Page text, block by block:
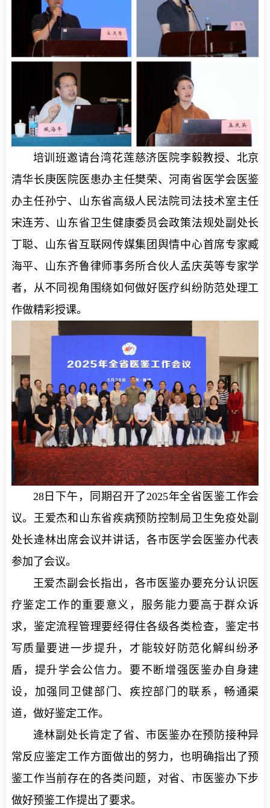
培训班邀请台湾花莲慈济医院李毅教授、北京
清华长庚医院医患办主任樊荣、河南省医学会医鉴
办主任孙宁、山东省高级人民法院司法技术室主任
宋连芳、山东省卫生健康委员会政策法规处副处长
丁聪、山东省互联网传媒集团舆情中心首席专家臧
海平、山东齐鲁律师事务所合伙人孟庆英等专家学
者，从不同视角围绕如何做好医疗纠纷防范处理工
作做精彩授课。
28日下午，同期召开了2025年全省医鉴工作会
议。王爱杰和山东省疾病预防控制局卫生免疫处副
处长逄林出席会议并讲话，各市医学会医鉴办代表
参加了会议。
王爱杰副会长指出，各市医鉴办要充分认识医
疗鉴定工作的重要意义，服务能力要高于群众诉
求，鉴定流程管理要经得住各级各类检查，鉴定书
写质量要进一步提升，才能较好防范化解纠纷矛
盾，提升学会公信力。要不断增强医鉴办自身建
设，加强同卫健部门、疾控部门的联系，畅通渠
道，做好鉴定工作。
逄林副处长肯定了省、市医鉴办在预防接种异
常反应鉴定工作方面做出的努力，也明确指出了预
鉴工作当前存在的各类问题，对省、市医鉴办下步
做好预鉴工作提出了要求。